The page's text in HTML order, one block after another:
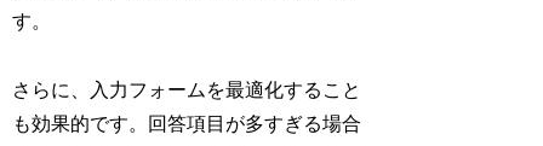
す。
さらに、入力フォームを最適化すること
も効果的です。回答項目が多すぎる場合